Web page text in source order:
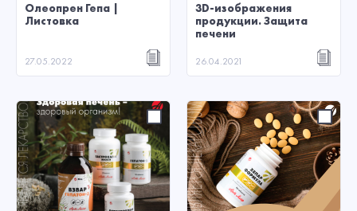
Олеопрен Гепа |
Листовка
27.05.2022
3D-изображения
продукции. Защита
печени
26.04.2021